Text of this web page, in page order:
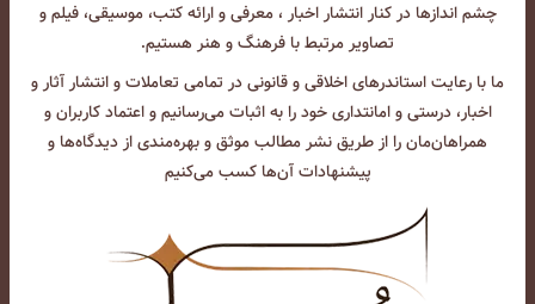
چشم انداز‌ها در کنار انتشار اخبار ، معرفی و ارائه کتب، موسیقی، فیلم و
تصاویر مرتبط با فرهنگ و هنر هستیم.
ما با رعایت استاندرهای اخلاقی و قانونی در تمامی تعاملات و انتشار آثار و
اخبار، درستی و امانتداری خود را به اثبات می‌رسانیم و اعتماد کاربران و
همراهان‌مان را از طریق نشر مطالب موثق و بهره‌مندی از دیدگاه‌ها و
پیشنهادات آن‌ها کسب می‌کنیم